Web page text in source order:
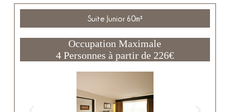
Suite Junior 60m²
Occupation Maximale
4 Personnes à partir de 226€